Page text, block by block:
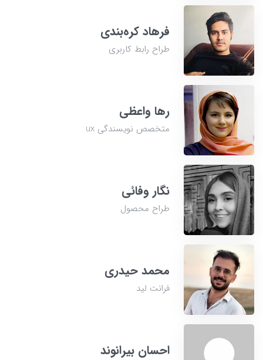
فرهاد کره‌بندی
طراح رابط کاربری
رها واعظی
متخصص نویسندگی ux
نگار وفائی
طراح محصول
محمد حیدری
فرانت لید
احسان بیرانوند